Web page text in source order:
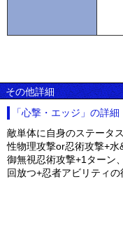
その他詳細
「心撃・エッジ」の詳細
敵単体に自身のステータ
性物理攻撃or忍術攻撃+
御無視忍術攻撃+1ターン
回放つ+忍者アビリティ